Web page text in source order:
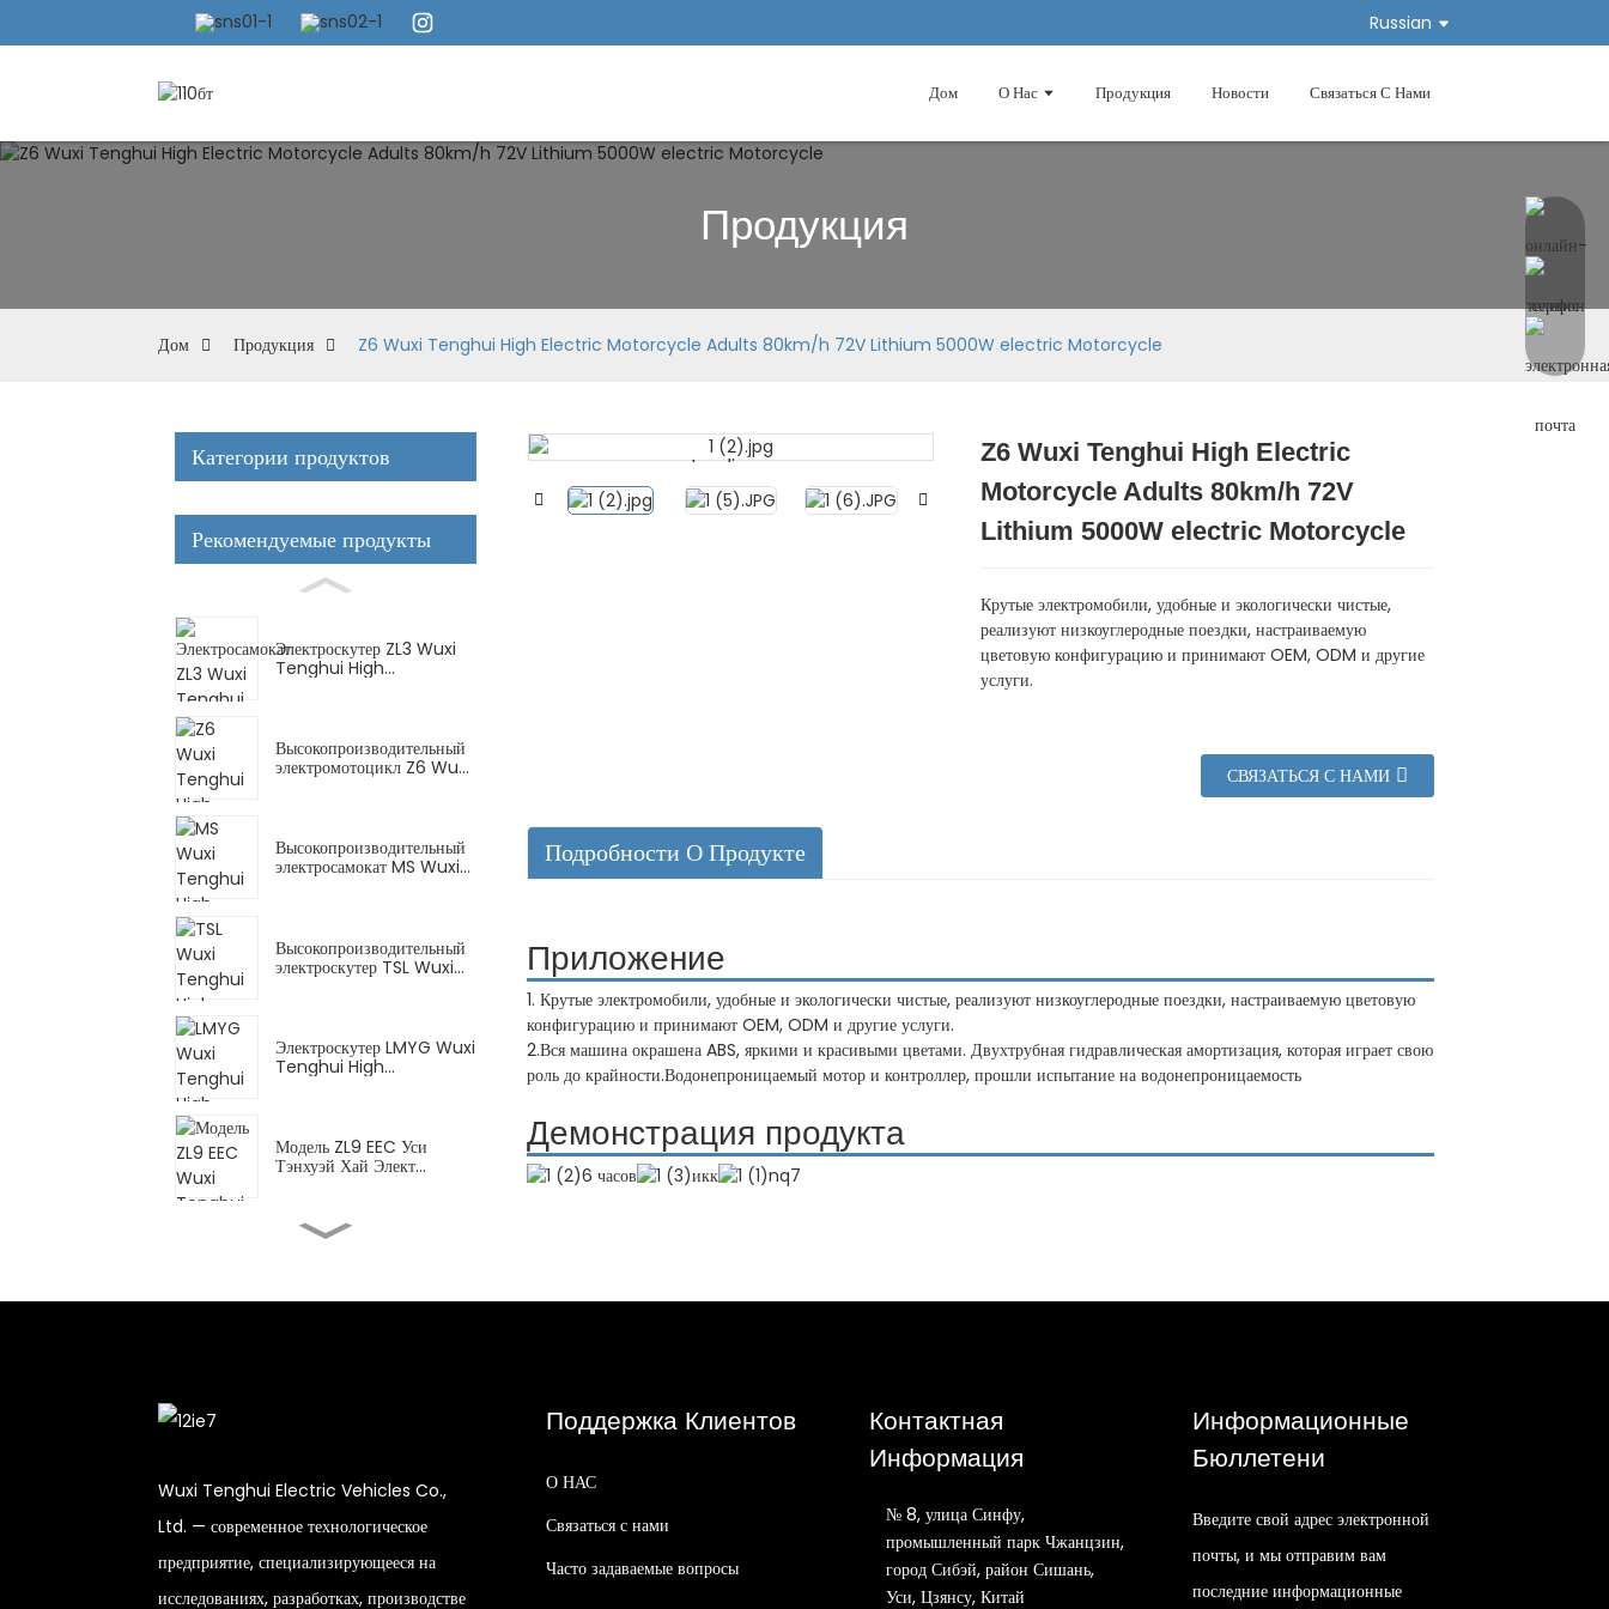
Russian
Дом О Нас Продукция Новости Связаться С Нами
Продукция
Дом Продукция Z6 Wuxi Tenghui High Electric Motorcycle Adults 80km/h 72V Lithium 5000W electric Motorcycle
Категории продуктов
Рекомендуемые продукты
Электроскутер ZL3 Wuxi
Tenghui High...
Высокопроизводительный
электромотоцикл Z6 Wuxi
Высокопроизводительный
электросамокат MS Wuxi
Высокопроизводительный
электроскутер TSL Wuxi
Электроскутер LMYG Wuxi
Tenghui High...
Модель ZL9 EEC Уси
Тэнхуэй Хай Элект...
Высокопроизводительный
Electric Motorc...
Loading...
Loading... Loading...
Loading... Loading...
Loading...
Z6 Wuxi Tenghui High Electric
Motorcycle Adults 80km/h 72V
Lithium 5000W electric Motorcycle
Крутые электромобили, удобные и экологически чистые,
реализуют низкоуглеродные поездки, настраиваемую
цветовую конфигурацию и принимают OEM, ODM и другие
услуги.
СВЯЗАТЬСЯ С НАМИ
Подробности О Продукте
Приложение
1. Крутые электромобили, удобные и экологически чистые, реализуют низкоуглеродные поездки, настраиваемую цветовую
конфигурацию и принимают OEM, ODM и другие услуги.
2.Вся машина окрашена ABS, яркими и красивыми цветами. Двухтрубная гидравлическая амортизация, которая играет свою
роль до крайности.Водонепроницаемый мотор и контроллер, прошли испытание на водонепроницаемость
Демонстрация продукта
Wuxi Tenghui Electric Vehicles Co.,
Ltd. — современное технологическое
предприятие, специализирующееся на
исследованиях, разработках, производстве
Поддержка Клиентов
О НАС
Связаться с нами
Часто задаваемые вопросы
Контактная
Информация
№ 8, улица Синфу,
промышленный парк Чжанцзин,
город Сибэй, район Сишань,
Уси, Цзянсу, Китай
Информационные
Бюллетени
Введите свой адрес электронной
почты, и мы отправим вам
последние информационные